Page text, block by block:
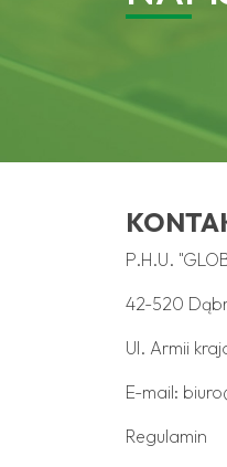
P.H.U.
42-520
Ul. Armii
E-mail:
Regulamin